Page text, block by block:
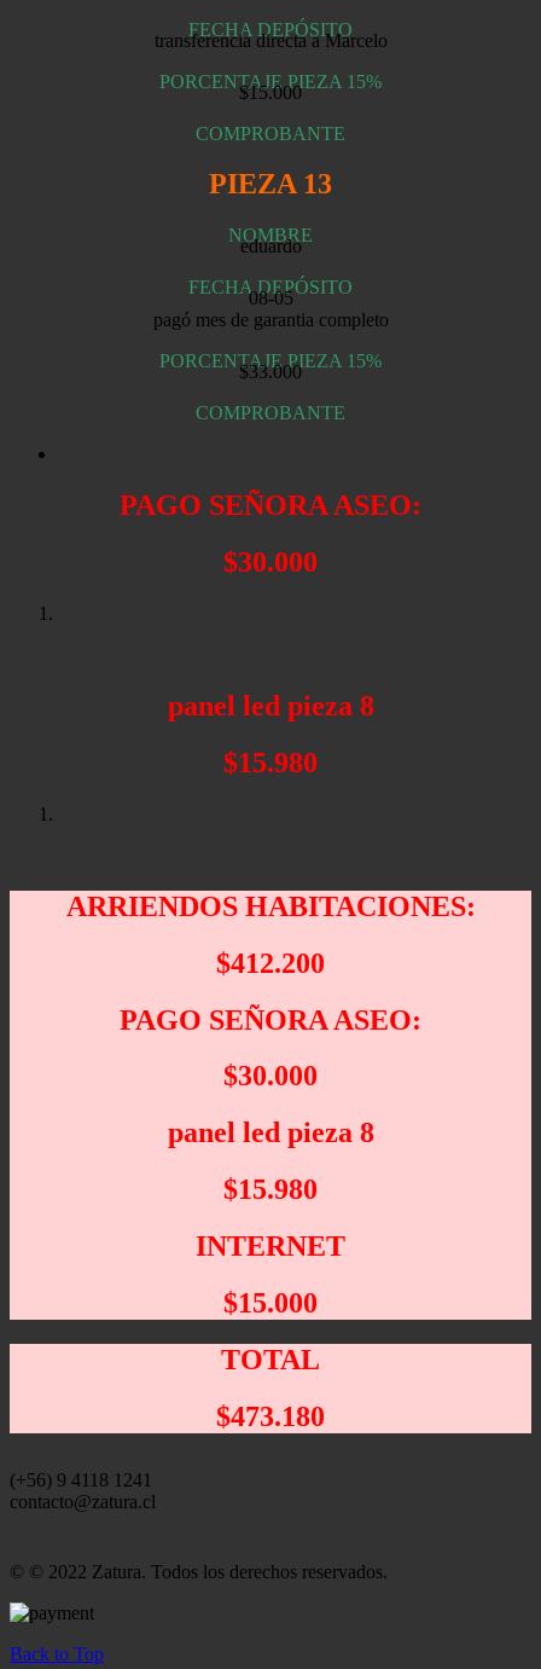
FECHA DEPÓSITO
transferencia directa a Marcelo
PORCENTAJE PIEZA 15%
$15.000
COMPROBANTE
PIEZA 13
NOMBRE
eduardo
FECHA DEPÓSITO
08-05
pagó mes de garantia completo
PORCENTAJE PIEZA 15%
$33.000
COMPROBANTE
PAGO SEÑORA ASEO:
$30.000
panel led pieza 8
$15.980
ARRIENDOS HABITACIONES:
$412.200
PAGO SEÑORA ASEO:
$30.000
panel led pieza 8
$15.980
INTERNET
$15.000
TOTAL
$473.180
(+56) 9 4118 1241
contacto@zatura.cl
© © 2022 Zatura. Todos los derechos reservados.
Back to Top